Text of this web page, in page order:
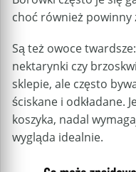
choć również powinny
Są też owoce
nektarynki czy
sklepie, ale często
ściskane i odkładane.
koszyka, nadal
wygląda idealnie.